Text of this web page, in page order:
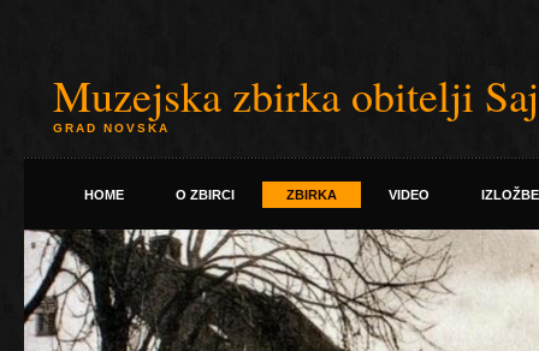
Muzejska zbirka obitelji
GRAD NOVSKA
HOME O ZBIRCI ZBIRKA VIDEO IZLOŽBE